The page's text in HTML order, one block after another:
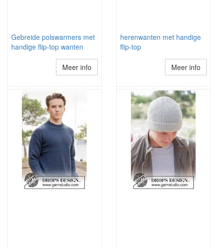
Gebreide polswarmers met
handige flip-top wanten
Meer info
herenwanten met handige
flip-top
Meer info